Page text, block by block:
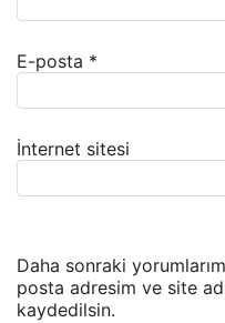
E-posta *
İnternet sitesi
Daha sonraki
posta adresim ve site
kaydedilsin.